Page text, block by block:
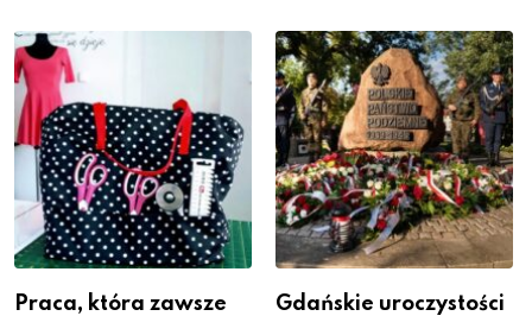
widoczność
szeregach Komendy
Powiatowej
Praca, która zawsze
Gdańskie uroczystości